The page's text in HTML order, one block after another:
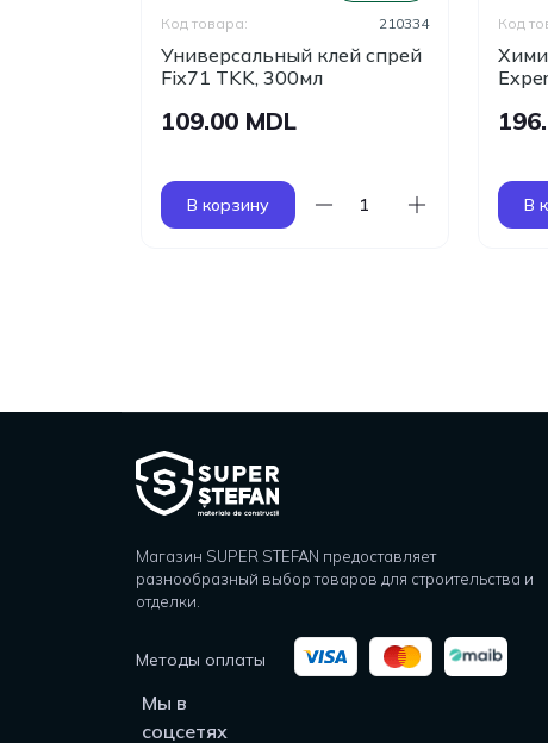
Универсальный клей спрей
Fix71 TKK, 300мл
Код товара: 210334
109.00 MDL
В корзину
Код
В
Магазин SUPER STEFAN предоставляет
разнообразный выбор товаров для строительства и
отделки.
Методы оплаты
Мы в
соцсетях